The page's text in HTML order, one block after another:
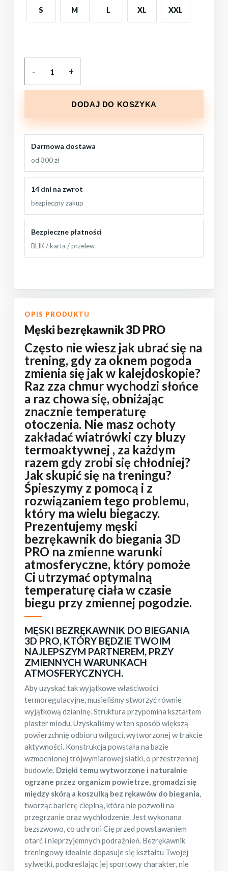
S M L XL XXL
DODAJ DO KOSZYKA
Darmowa dostawa
od 300 zł
14 dni na zwrot
bezpieczny zakup
Bezpieczne płatności
BLIK / karta / przelew
OPIS PRODUKTU
Męski bezrękawnik 3D PRO
Często nie wiesz jak ubrać się na
trening, gdy za oknem pogoda
zmienia się jak w kalejdoskopie?
Raz zza chmur wychodzi słońce
a raz chowa się, obniżając
znacznie temperaturę
otoczenia. Nie masz ochoty
zakładać wiatrówki czy bluzy
termoaktywnej , za każdym
razem gdy zrobi się chłodniej?
Jak skupić się na treningu?
Śpieszymy z pomocą i z
rozwiązaniem tego problemu,
który ma wielu biegaczy.
Prezentujemy męski
bezrękawnik do biegania 3D
PRO na zmienne warunki
atmosferyczne, który pomoże
Ci utrzymać optymalną
temperaturę ciała w czasie
biegu przy zmiennej pogodzie.
MĘSKI BEZRĘKAWNIK DO BIEGANIA
3D PRO, KTÓRY BĘDZIE TWOIM
NAJLEPSZYM PARTNEREM, PRZY
ZMIENNYCH WARUNKACH
ATMOSFERYCZNYCH.
Aby uzyskać tak wyjątkowe właściwości
termoregulacyjne, musieliśmy stworzyć równie
wyjątkową dzianinę. Struktura przypomina kształtem
plaster miodu. Uzyskaliśmy w ten sposób większą
powierzchnię odbioru wilgoci, wytworzonej w trakcie
aktywności. Konstrukcja powstała na bazie
wzmocnionej trójwymiarowej siatki, o przestrzennej
budowie. Dzięki temu wytworzone i naturalnie
ogrzane przez organizm powietrze, gromadzi się
między skórą a koszulką bez rękawów do biegania,
tworząc barierę cieplną, która nie pozwoli na
przegrzanie oraz wychłodzenie. Jest wykonana
bezszwowo, co uchroni Cię przed powstawaniem
otarć i nieprzyjemnych podrażnień. Bezrękawnik
treningowy idealnie dopasuje się kształtu Twojej
sylwetki, podkreślając jej sportowy charakter, nie